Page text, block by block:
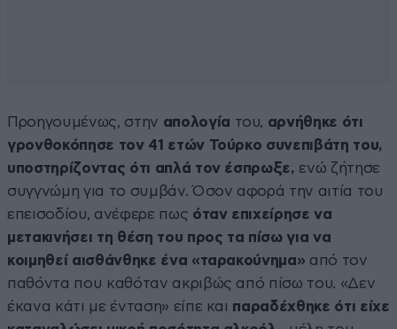
Προηγουμένως, στην απολογία του, αρνήθηκε ότι
γρονθοκόπησε τον 41 ετών Τούρκο συνεπιβάτη του,
υποστηρίζοντας ότι απλά τον έσπρωξε, ενώ ζήτησε
συγγνώμη για το συμβάν. Όσον αφορά την αιτία του
επεισοδίου, ανέφερε πως όταν επιχείρησε να
μετακινήσει τη θέση του προς τα πίσω για να
κοιμηθεί αισθάνθηκε ένα «ταρακούνημα» από τον
παθόντα που καθόταν ακριβώς από πίσω του. «Δεν
έκανα κάτι με ένταση» είπε και παραδέχθηκε ότι είχε